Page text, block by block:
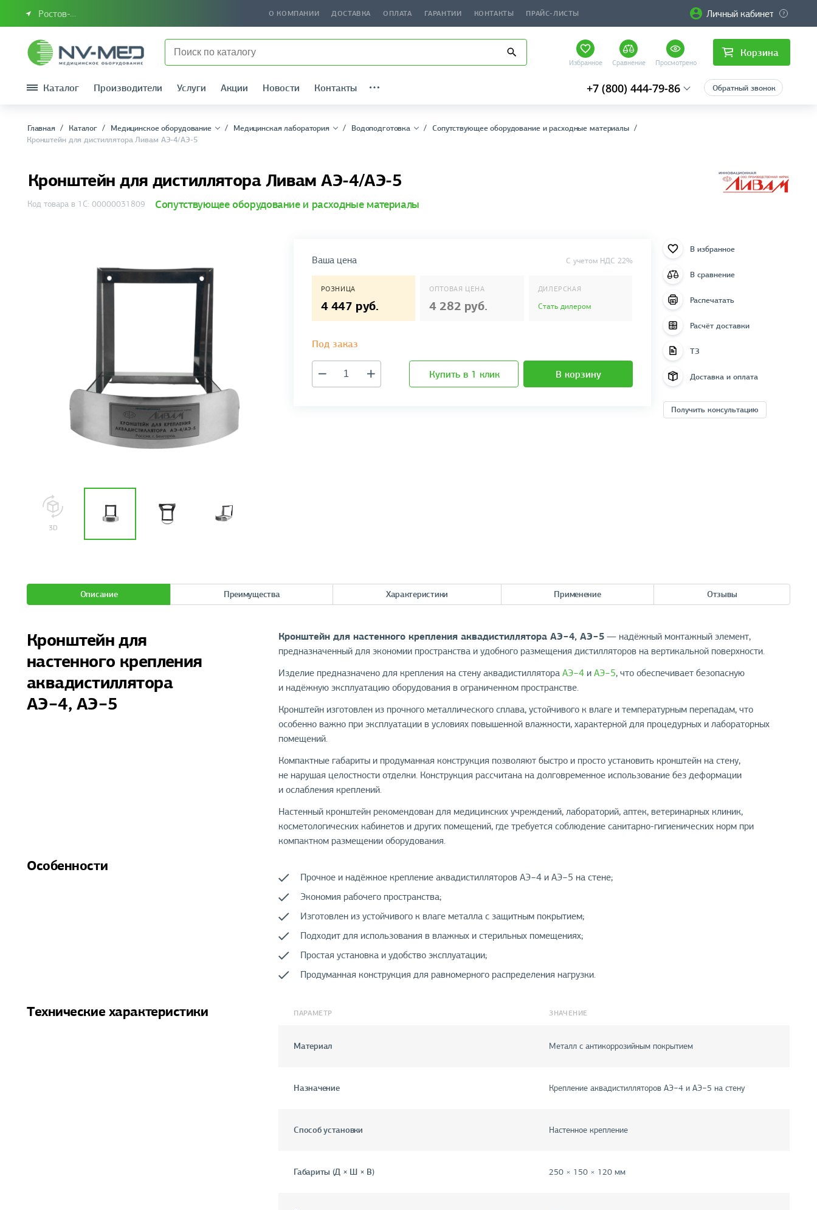
Ростов-на-Дону или Южный Федеральный округ О КОМПАНИИ ДОСТАВКА ОПЛАТА ГАРАНТИИ КОНТАКТЫ ПРАЙС-ЛИСТЫ Личный кабинет
Избранное Сравнение Просмотрено
Корзина
Каталог Производители Услуги Акции Новости Контакты +7 (800) 444-79-86 Обратный звонок
Главная Каталог Медицинское оборудование Медицинская лаборатория Водоподготовка
Сопутствующее оборудование и расходные материалы
Кронштейн для дистиллятора Ливам АЭ-4/АЭ-5
Кронштейн для дистиллятора Ливам АЭ-4/АЭ-5
Код товара в 1С: 00000031809 Сопутствующее оборудование и расходные материалы
Ваша цена C учетом НДС 22%
РОЗНИЦА
4 447 руб.
ОПТОВАЯ ЦЕНА
4 282 руб.
ДИЛЕРСКАЯ
Стать дилером
Под заказ
Купить в 1 клик В корзину
В избранное
В сравнение
Распечатать
Расчёт доставки
ТЗ
Доставка и оплата
Получить консультацию
Описание Преимущества Характеристики Применение Отзывы
Кронштейн для
настенного крепления
аквадистиллятора
АЭ−4, АЭ−5
Кронштейн для настенного крепления аквадистиллятора АЭ−4, АЭ−5 — надёжный монтажный элемент,
предназначенный для экономии пространства и удобного размещения дистилляторов на вертикальной поверхности.
Изделие предназначено для крепления на стену аквадистиллятораАЭ−4 иАЭ−5, что обеспечивает безопасную
и надёжную эксплуатацию оборудования в ограниченном пространстве.
Кронштейн изготовлен из прочного металлического сплава, устойчивого к влаге и температурным перепадам, что
особенно важно при эксплуатации в условиях повышенной влажности, характерной для процедурных и лабораторных
помещений.
Компактные габариты и продуманная конструкция позволяют быстро и просто установить кронштейн на стену,
не нарушая целостности отделки. Конструкция рассчитана на долговременное использование без деформации
и ослабления креплений.
Настенный кронштейн рекомендован для медицинских учреждений, лабораторий, аптек, ветеринарных клиник,
косметологических кабинетов и других помещений, где требуется соблюдение санитарно-гигиенических норм при
компактном размещении оборудования.
Особенности
Прочное и надёжное крепление аквадистилляторов АЭ−4 и АЭ−5 на стене;
Экономия рабочего пространства;
Изготовлен из устойчивого к влаге металла с защитным покрытием;
Подходит для использования в влажных и стерильных помещениях;
Простая установка и удобство эксплуатации;
Продуманная конструкция для равномерного распределения нагрузки.
Технические характеристики ПАРАМЕТР ЗНАЧЕНИЕ
Материал Металл с антикоррозийным покрытием
Назначение Крепление аквадистилляторов АЭ−4 и АЭ−5 на стену
Способ установки Настенное крепление
Габариты (Д × Ш × В) 250 × 150 × 120 мм